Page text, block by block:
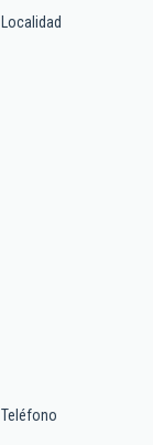
Localidad
Teléfono